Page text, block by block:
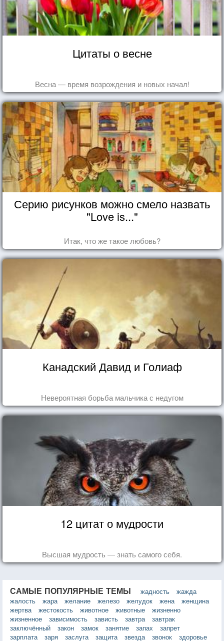
Цитаты о весне
Весна — время возрождения и новых начал!
Серию рисунков можно смело назвать
"Love is..."
Итак, что же такое любовь?
Канадский Давид и Голиаф
Невероятная борьба мальчика с недугом
12 цитат о мудрости
Высшая мудрость — знать самого себя.
САМЫЕ ПОПУЛЯРНЫЕ ТЕМЫ жадность
жажда
жалость
жара желание железо желудок жена
женщина
жертва
жестокость животное животные
жизненно
жизненное
зависимость зависть завтра
завтрак
заключённый
закон замок занятие запах
запрет
зарплата
заря заслуга защита звезда звонок
здоровье